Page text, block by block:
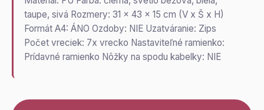
taupe, sivá Rozmery: 31 x 43 x 15 cm (V x Š x H)
Formát A4: ÁNO Ozdoby: NIE Uzatváranie: Zips
Počet vreciek: 7x vrecko Nastaviteľné ramienko:
Prídavné ramienko Nôžky na spodu kabelky: NIE